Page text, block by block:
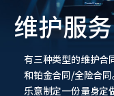
维护服务
有三种类型的维护合
和铂金合同/全险合
乐意制定一份量身定